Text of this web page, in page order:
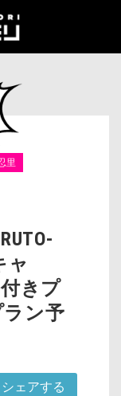
里
ャ
きプ
ン予
シェアする